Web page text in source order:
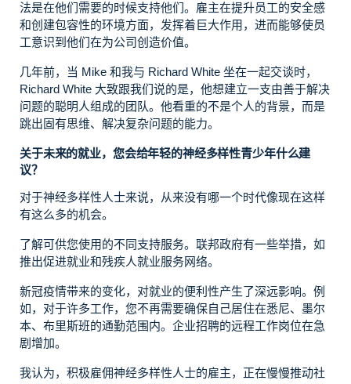
法是在他们需要的时候支持他们。雇主在提升员工的安全感
和创建包容性的环境方面，发挥着巨大作用，进而能够使员
工意识到他们在为公司创造价值。
几年前，当 Mike 和我与 Richard White 坐在一起交谈时，
Richard White 大致跟我们说的是，他想建立一支由善于解决
问题的聪明人组成的团队。他看重的不是个人的背景，而是
跳出固有思维、解决复杂问题的能力。
关于未来的就业，您会给年轻的神经多样性青少年什么建
议？
对于神经多样性人士来说，从来没有哪一个时代像现在这样
有这么多的机会。
了解可供您使用的不同支持服务。联邦政府有一些举措，如
推出促进就业和残疾人就业服务网络。
新冠疫情带来的变化，对就业的便利性产生了深远影响。例
如，对于许多工作，您不再需要确保自己居住在悉尼、墨尔
本、布里斯班的通勤范围内。企业招聘的远程工作岗位在急
剧增加。
我认为，积极雇佣神经多样性人士的雇主，正在慢慢推动社